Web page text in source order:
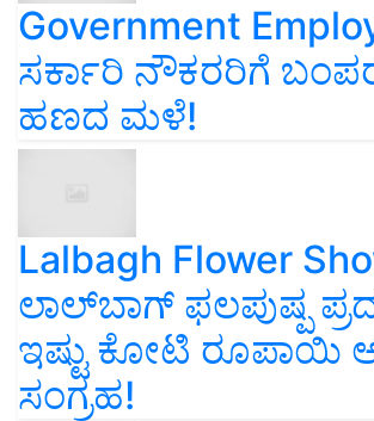
Government
ಸರ್ಕಾರಿ ನೌಕರರಿಗೆ
ಹಣದ ಮಳೆ!
Lalbagh Flower
ಲಾಲ್‌ಬಾಗ್ ಫಲಪುಷ್ಪ
ಇಷ್ಟು ಕೋಟಿ ರೂಪಾಯಿ
ಸಂಗ್ರಹ!